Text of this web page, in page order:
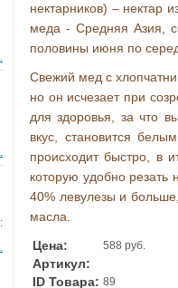
нектарников) – нектар
меда - Средняя Азия,
половины июня по
Свежий мед с
но он исчезает при
для здоровья, за что
вкус, становится
происходит быстро, в
которую удобно
40% левулезы и
масла.
Цена:
588 руб.
Артикул:
ID Товара: 89